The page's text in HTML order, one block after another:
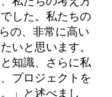
した。私たちの
の、非常に高い
いと思います。
知識、さらに私
プロジェクトを
」と述べまし